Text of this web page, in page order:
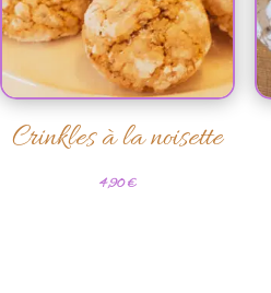
Crinkles à la noisette
4,90€